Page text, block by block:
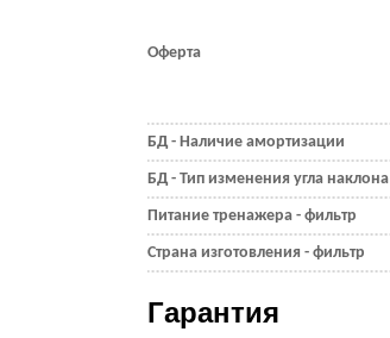
Оферта
БД - Наличие амортизации
БД - Тип изменения угла наклона
Питание тренажера - фильтр
Страна изготовления - фильтр
Гарантия